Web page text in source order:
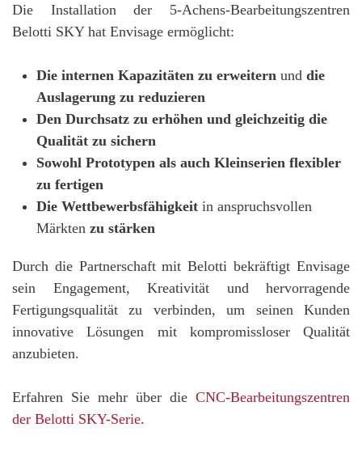
Die Installation der 5-Achens-Bearbeitungszentren
Belotti SKY hat Envisage ermöglicht:
Die internen Kapazitäten zu erweitern und die
Auslagerung zu reduzieren
Den Durchsatz zu erhöhen und gleichzeitig die
Qualität zu sichern
Sowohl Prototypen als auch Kleinserien flexibler
zu fertigen
Die Wettbewerbsfähigkeit in anspruchsvollen
Märkten zu stärken
Durch die Partnerschaft mit Belotti bekräftigt Envisage
sein Engagement, Kreativität und hervorragende
Fertigungsqualität zu verbinden, um seinen Kunden
innovative Lösungen mit kompromissloser Qualität
anzubieten.
Erfahren Sie mehr über die CNC-Bearbeitungszentren
der Belotti SKY-Serie.